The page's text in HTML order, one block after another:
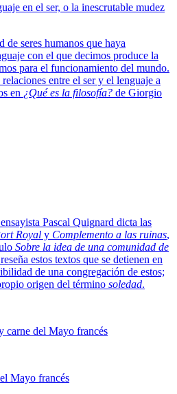
en el ser, o la inescrutable mudez
seres humanos que haya
con el que decimos produce la
para el funcionamiento del mundo.
entre el ser y el lenguaje a
en ¿Qué es la filosofía? de Giorgio
Pascal Quignard dicta las
Royal y Complemento a las ruinas,
Sobre la idea de una comunidad de
estos textos que se detienen en
de una congregación de estos;
origen del término soledad.
Mayo francés